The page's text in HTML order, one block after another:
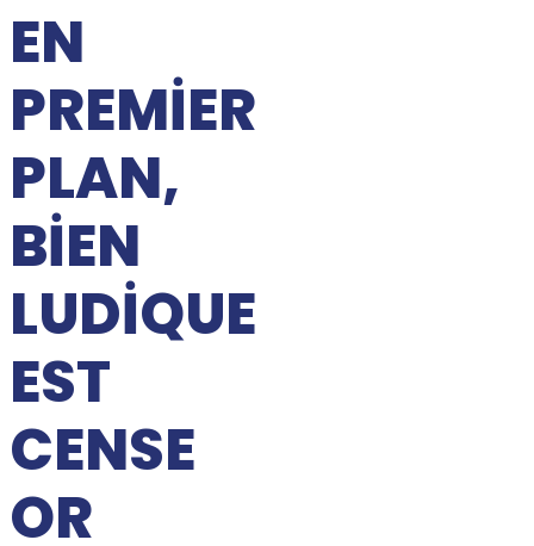
EN
PREMIER
PLAN,
BIEN
LUDIQUE
EST
CENSE
OR